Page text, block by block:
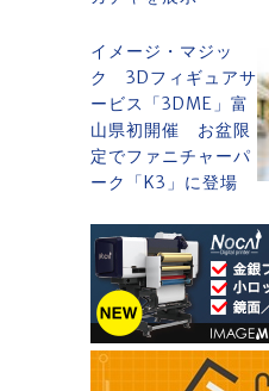
イメージ・マジッ
ク 3Dフィギュアサ
ービス「3DME」富
山県初開催 お盆限
定でファニチャーパ
ーク「K3」に登場